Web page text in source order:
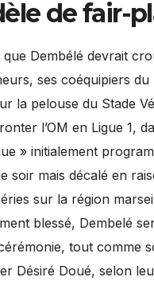
de fair-
que Dembélé devrait
ses coéquipiers du
la pelouse du Stade
l’OM en Ligue 1,
» initialement
soir mais décalé en
sur la région
blessé, Dembelé
tout comme
Désiré Doué, selon